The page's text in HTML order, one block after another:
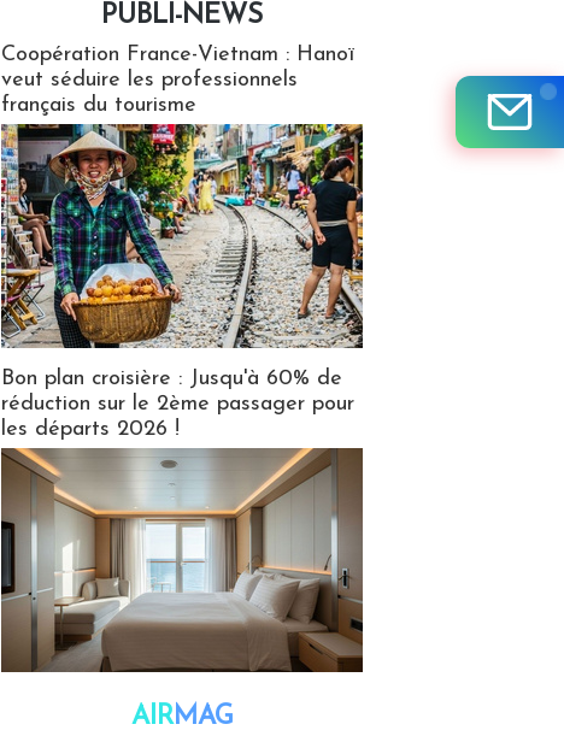
PUBLI-NEWS
Coopération France-Vietnam : Hanoï
veut séduire les professionnels
français du tourisme
Bon plan croisière : Jusqu'à 60% de
réduction sur le 2ème passager pour
les départs 2026 !
AIRMAG